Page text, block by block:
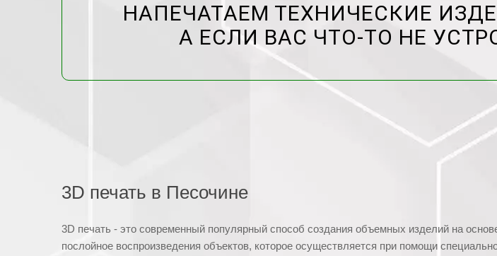
НАПЕЧАТАЕМ ТЕХНИЧЕСКИЕ
А ЕСЛИ ВАС ЧТО-ТО НЕ
3D печать в Песочине
3D печать - это современный популярный способ создания объемных изделий на
послойное воспроизведения объектов, которое осуществляется при помощи